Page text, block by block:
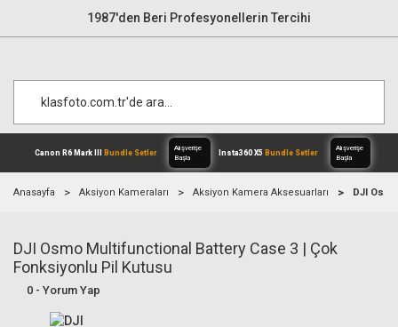
1987'den Beri Profesyonellerin Tercihi
Canon R6 Mark IIIBundle Setler
Alışverişe
Anasayfa Aksiyon Kameraları Aksiyon Kamera Aksesuarları DJI
DJI Osmo Multifunctional Battery Case 3 | Çok
Fonksiyonlu Pil Kutusu
0 - Yorum Yap